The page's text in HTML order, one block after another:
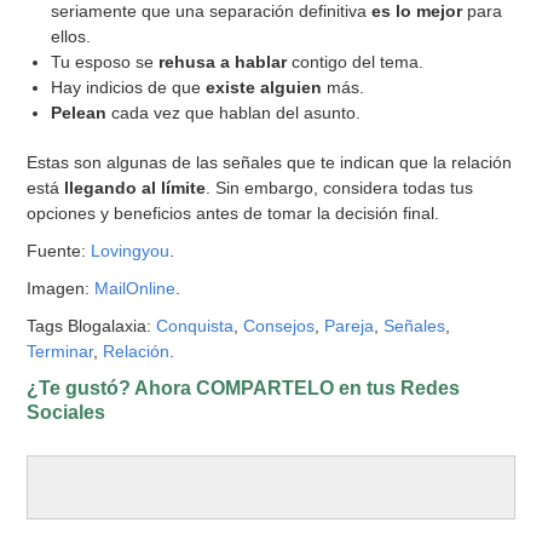
seriamente que una separación definitivaes lo mejorpara
ellos.
Tu esposo se rehusa a hablarcontigo del tema.
Hay indicios de queexiste alguien más.
Pelean cada vez que hablan del asunto.
Estas son algunas de las señales que te indican que la relación
está llegando al límite . Sin embargo, considera todas tus
opciones y beneficios antes de tomar la decisión final.
Fuente: Lovingyou
Imagen: MailOnline
Tags Blogalaxia:Conquista ,Consejos Pareja ,Señales
Terminar, Relación
¿Te gustó? Ahora COMPARTELO en tus Redes
Sociales